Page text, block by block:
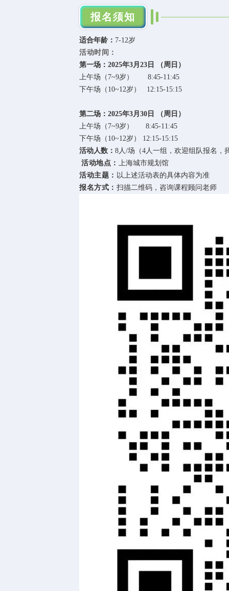
报名须知
适合年龄： 7-12岁
活动时间：
第一场：2025年3月23日 （周日）
上午场（7~9岁） 8:45-11:45
下午场（10~12岁） 12:15-15:15
第二场：2025年3月30日 （周日）
上午场（7~9岁） 8:45-11:45
下午场（10~12岁） 12:15-15:15
活动人数：8人/场（4人一组，欢迎组队报名，
活动地点： 上海城市规划馆
活动主题： 以上述活动表的具体内容为准
报名方式： 扫描二维码，咨询课程顾问老师